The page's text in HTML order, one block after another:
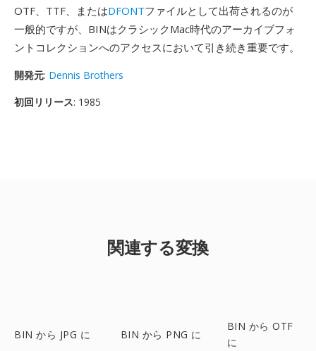
OTF、TTF、またはDFONTファイルとして出荷されるのが
一般的ですが、BINはクラシックMac時代のアーカイブフォ
ントコレクションへのアクセスにおいて引き続き重要です。
開発元: Dennis Brothers
初回リリース: 1985
関連する変換
BIN から JPG に BIN から PNG に
BIN から OTF
に